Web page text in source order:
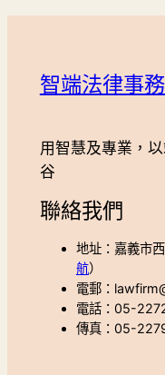
智端法律事
用智慧及專業，
谷
聯絡我們
地址：嘉義市
航）
電郵：
電話：05-
傳真：05-